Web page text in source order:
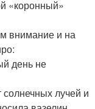
«коронный»
внимание и на
день не
лучей и